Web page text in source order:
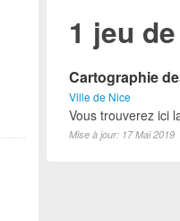
1 jeu
Cartographie
Ville de Nice
Vous trouverez ici
Mise à jour: 17 Mai 2019